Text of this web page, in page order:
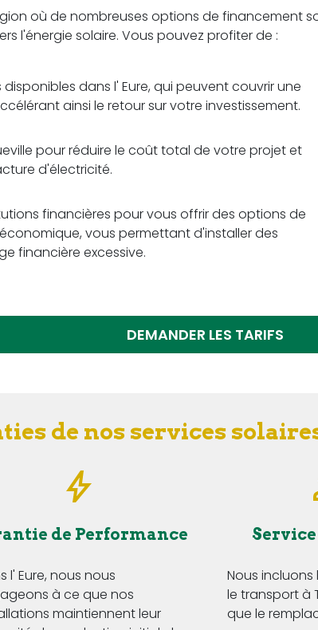
où de nombreuses options de financement
l'énergie solaire. Vous pouvez profiter de :
dans l' Eure, qui peuvent couvrir une
ainsi le retour sur votre investissement.
pour réduire le coût total de votre projet et
d'électricité.
financières pour vous offrir des options de
vous permettant d'installer des
financière excessive.
DEMANDER LES TARIFS
de nos services
de Performance
l' Eure, nous nous
à ce que nos
maintiennent leur
Nous
le transport à
que le